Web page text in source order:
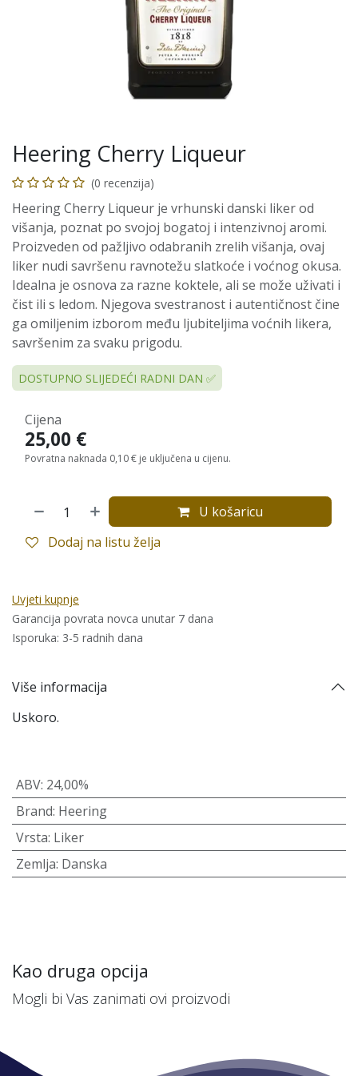
Heering Cherry Liqueur
(0 recenzija)
Heering Cherry Liqueur je vrhunski danski liker od
višanja, poznat po svojoj bogatoj i intenzivnoj aromi.
Proizveden od pažljivo odabranih zrelih višanja, ovaj
liker nudi savršenu ravnotežu slatkoće i voćnog okusa.
Idealna je osnova za razne koktele, ali se može uživati i
čist ili s ledom. Njegova svestranost i autentičnost čine
ga omiljenim izborom među ljubiteljima voćnih likera,
savršenim za svaku prigodu.
DOSTUPNO SLIJEDEĆI RADNI DAN ✅
U košaricu
Dodaj na listu želja
Cijena
25,00 €
Povratna naknada 0,10 € je uključena u cijenu.
Uvjeti kupnje
Garancija povrata novca unutar 7 dana
Isporuka: 3-5 radnih dana
Više informacija
Uskoro.
ABV: 24,00%
Brand: Heering
Vrsta: Liker
Zemlja: Danska
Kao druga opcija
Mogli bi Vas zanimati ovi proizvodi